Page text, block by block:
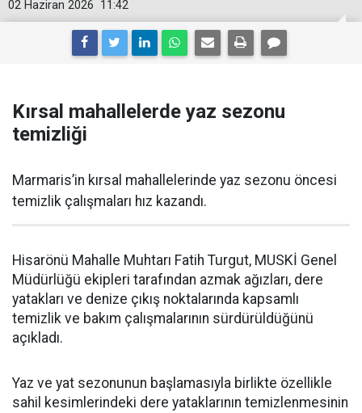
11:42
02 Haziran 2026
Kırsal mahallelerde yaz sezonu
temizliği
Marmaris’in kırsal mahallelerinde yaz sezonu öncesi
temizlik çalışmaları hız kazandı.
Hisarönü Mahalle Muhtarı Fatih Turgut, MUSKİ Genel
Müdürlüğü ekipleri tarafından azmak ağızları, dere
yatakları ve denize çıkış noktalarında kapsamlı
temizlik ve bakım çalışmalarının sürdürüldüğünü
açıkladı.
Yaz ve yat sezonunun başlamasıyla birlikte özellikle
sahil kesimlerindeki dere yataklarının temizlenmesinin